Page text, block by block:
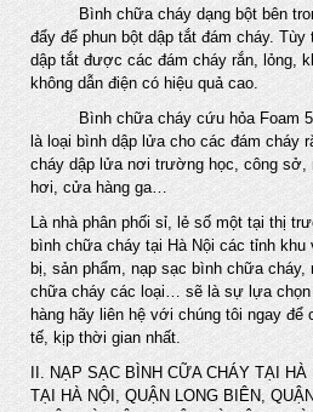
Bình chữa cháy dạng bột bên
đẩy để phun bột dập tắt đám cháy.
dập tắt được các đám cháy rắn, lỏng,
không dẫn điện có hiệu quả cao.
Bình chữa cháy cứu hỏa Foam 50
là loại bình dập lửa cho các đám cháy
cháy dập lửa nơi trường học, công sở,
hơi, cửa hàng ga…
Là nhà phân phối sỉ, lẻ số một tại thị
bình chữa cháy tại Hà Nội các tỉnh
bị, sản phẩm, nạp sạc bình chữa
chữa cháy các loại… sẽ là sự lựa chọn
hàng hãy liên hệ với chúng tôi ngay
tế, kịp thời gian nhất.
II. NẠP SẠC BÌNH CỮA CHÁY TẠI HÀ
TẠI HÀ NỘI, QUẬN LONG BIÊN,